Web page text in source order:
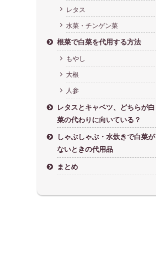
レタス
水菜・チンゲン菜
根菜で白菜を代用する方法
もやし
大根
人参
レタスとキャベツ、どちらが白
菜の代わりに向いている？
しゃぶしゃぶ・水炊きで白菜が
ないときの代用品
まとめ